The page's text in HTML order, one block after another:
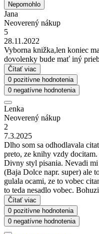
Nepomohlo
Jana
Neoverený nákup
5
28.11.2022
Vyborna knižka,len koniec
dovolenky bude mať iný
Čítať viac
0 pozitívne hodnotenia
0 negatívne hodnotenia
Lenka
Neoverený nákup
2
7.3.2025
Dlho som sa odhodlavala
preto, ze knihy vzdy
Divny styl pisania. Nevadi
(Baja Dolce napr. super) ale
gulala ocami, ze to vobec
to teda nesadlo vobec.
Čítať viac
0 pozitívne hodnotenia
0 negatívne hodnotenia